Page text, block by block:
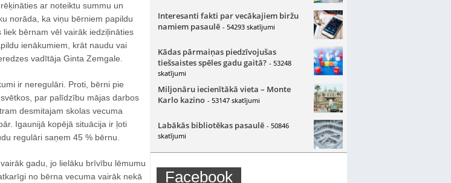
ar noteiktu summu un
norāda, ka viņu bērniem papildu
bērnam vēl vairāk iedziļināties
ienākumiem, krāt naudu vai
vadītāja Ginta Zemgale.
ir neregulāri. Proti, bērni pie
par palīdzību mājas darbos
desmitajam skolas vecuma
Igaunijā kopējā situācija ir ļoti
regulāri saņem 45 % bērnu.
gadu, jo lielāku brīvību lēmumu
no bērna vecuma vairāk nekā
Interesanti fakti par vecākajiem biržu
namiem pasaulē - 54293 skatījumi
Kādas pārmaiņas piedzīvojušas
tiešsaistes spēles gadu gaitā? - 53248
skatījumi
Miljonāru iecienītākā vieta – Monte
Karlo kazino - 53147 skatījumi
Labākās bibliotēkas pasaulē - 50846
skatījumi
Facebook